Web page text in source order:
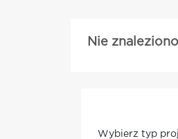
Nie
Wybierz typ